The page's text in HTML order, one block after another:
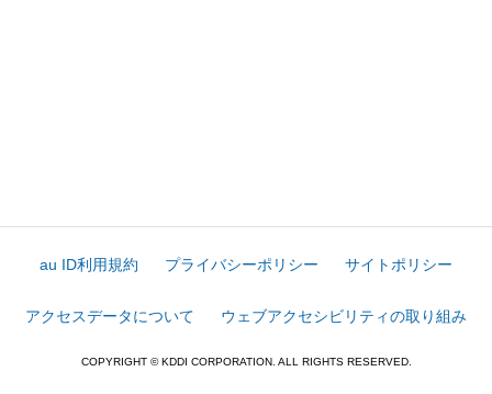
au ID利用規約 プライバシーポリシー サイトポリシー
アクセスデータについて ウェブアクセシビリティの取り組み
COPYRIGHT © KDDI CORPORATION. ALL RIGHTS RESERVED.